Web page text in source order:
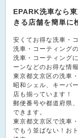
EPARK洗車なら
きる店舗を簡単に
安くてお得な洗車・
洗車・コーティング
洗車・コーティング
ーンなどのお得な情
東京都文京区の洗車
昭和シェル、キーパ
店も揃っています！
郵便番号や都道府県
できます。
東京都文京区で洗車
でもう並ばない！お